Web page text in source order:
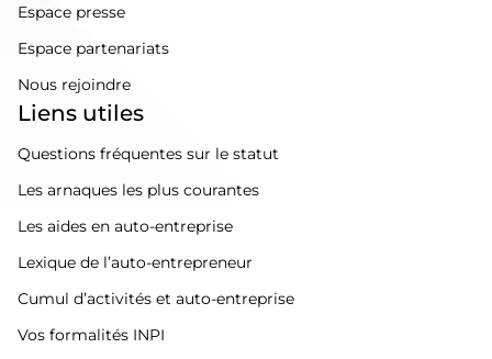
Espace presse
Espace partenariats
Nous rejoindre
Liens utiles
Questions fréquentes sur le statut
Les arnaques les plus courantes
Les aides en auto-entreprise
Lexique de l’auto-entrepreneur
Cumul d’activités et auto-entreprise
Vos formalités INPI